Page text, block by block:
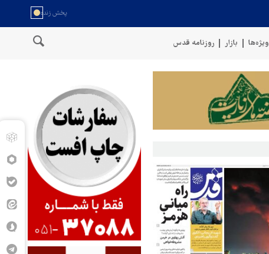
ویژه‌ها بازار روزنامه قدس
سخنگوی نیروهای مسلح یمن: کشتی نفتی عربستان را با موشک بالستیک